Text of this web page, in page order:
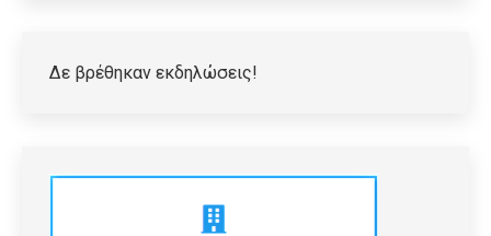
Δε βρέθηκαν εκδηλώσεις!